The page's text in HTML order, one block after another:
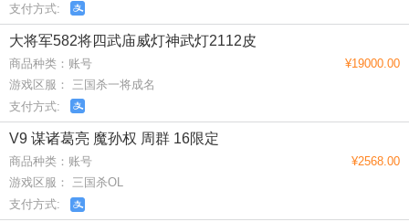
支付方式:
大将军582将四武庙威灯神武灯2112皮
商品种类：账号
游戏区服： 三国杀一将成名
支付方式:
¥19000.00
V9 谋诸葛亮 魔孙权 周群 16限定
商品种类：账号
游戏区服： 三国杀OL
支付方式:
¥2568.00